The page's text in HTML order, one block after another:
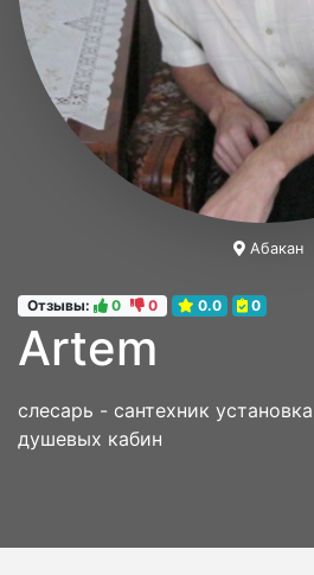
Отзывы: 0 0 0.0 0
Artem
слесарь - сантехник
душевых кабин
Абакан